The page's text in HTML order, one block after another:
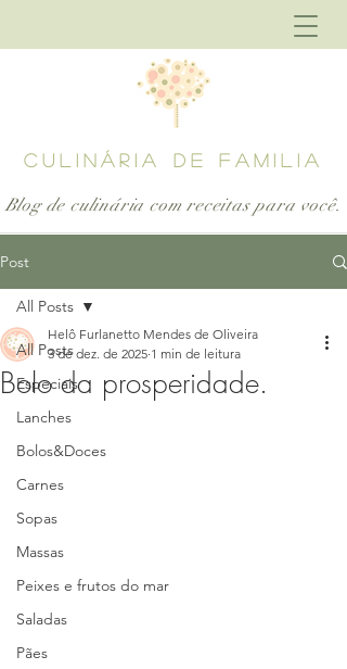
CULINÁRIA DE FAMILIA
Blog de culinária com receitas para você.
Post
All Posts
Especiais
Lanches
Bolos&Doces
Carnes
Sopas
Massas
Peixes e frutos do mar
Saladas
Pães
All Posts
Bolo da prosperidade.
Helô Furlanetto Mendes de Oliveira
3 de dez. de 2025 1 min de leitura